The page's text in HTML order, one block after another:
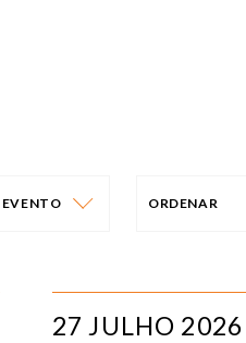
ORDENAR
27 JULHO 2026